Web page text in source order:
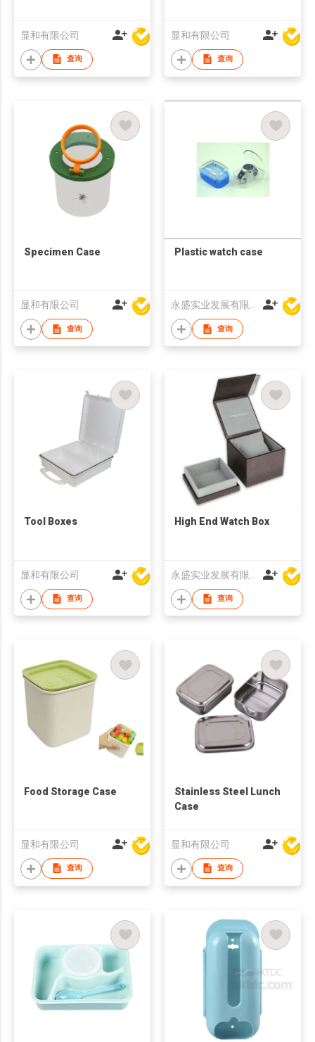
显和有限公司
查询
显和有限公司
查询
Specimen Case
显和有限公司
查询
Plastic watch case
永盛实业发展有限公司
查询
Tool Boxes
显和有限公司
查询
High End Watch Box
查询
Food Storage Case
显和有限公司
查询
Stainless Steel Lunch
Case
显和有限公司
查询